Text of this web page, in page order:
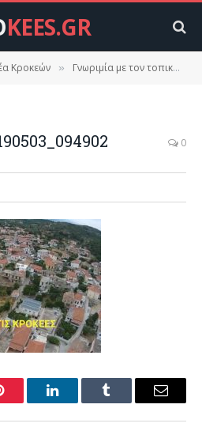
KEES.GR
Κροκεών » Γνωριμία με τον τοπικό συνδυασμό “ΟΛΟΙ ΜΑΖΙ ΓΙΑ ΤΙΣ ΚΡΟΚΕΕΣ’
0
LinkedInTumblr Email